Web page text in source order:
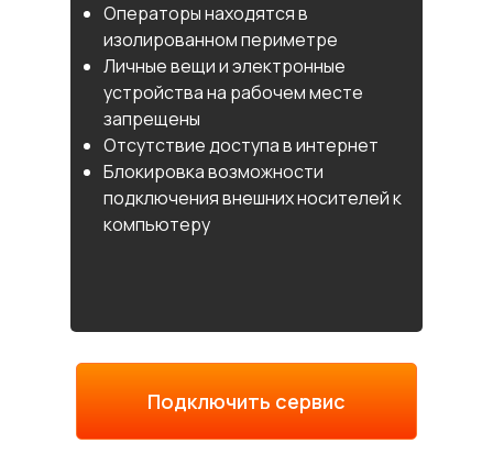
Подключить сервис
Операторы находятся в
изолированном периметре
Личные вещи и электронные
устройства на рабочем месте
запрещены
Отсутствие доступа в интернет
Блокировка возможности
подключения внешних носителей к
компьютеру